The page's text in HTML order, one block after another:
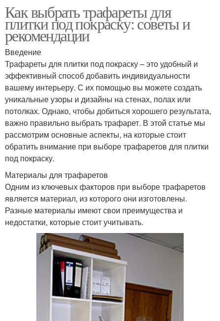
Как выбрать трафареты для
плитки под покраску: советы и
рекомендации
Введение
Трафареты для плитки под покраску – это удобный и
эффективный способ добавить индивидуальности
вашему интерьеру. С их помощью вы можете создать
уникальные узоры и дизайны на стенах, полах или
потолках. Однако, чтобы добиться хорошего результата,
важно правильно выбрать трафарет. В этой статье мы
рассмотрим основные аспекты, на которые стоит
обратить внимание при выборе трафаретов для плитки
под покраску.
Материалы для трафаретов
Одним из ключевых факторов при выборе трафаретов
является материал, из которого они изготовлены.
Разные материалы имеют свои преимущества и
недостатки, которые стоит учитывать.